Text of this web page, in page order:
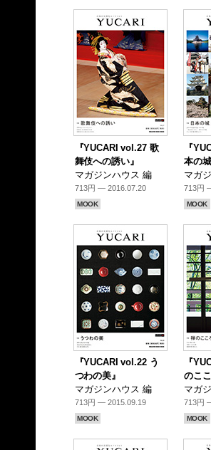
『YUCARI vol.27 歌
舞伎への誘い』
マガジンハウス 編
713円 — 2016.07.20
MOOK
『
本の城
マガ
713円
MOOK
『YUCARI vol.22 う
つわの美』
マガジンハウス 編
713円 — 2015.09.19
MOOK
『
のここ
マガ
713円
MOOK